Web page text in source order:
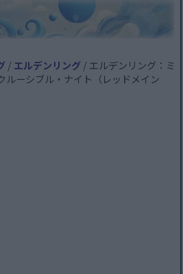
/ エルデンリング / エルデンリング：ミ
ルーシブル・ナイト（レッドメイン